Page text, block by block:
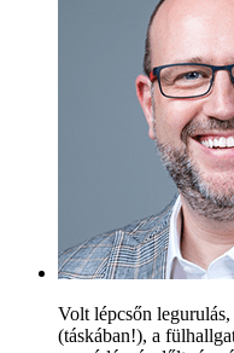
Volt lépcsőn
(táskában!), a